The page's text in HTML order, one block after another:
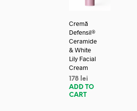
Cremă
Defensil®
Ceramide
& White
Lily Facial
Cream
178 lei
ADD TO
CART